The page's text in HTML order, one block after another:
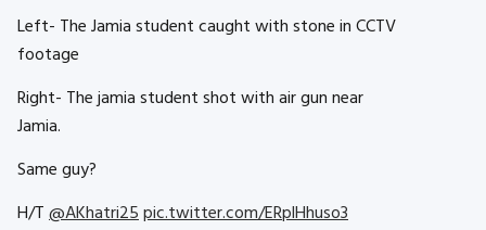
Left- The Jamia student caught with stone in CCTV
footage
Right- The jamia student shot with air gun near
Jamia.
Same guy?
H/T@AKhatri25pic.twitter.com/ERplHhuso3